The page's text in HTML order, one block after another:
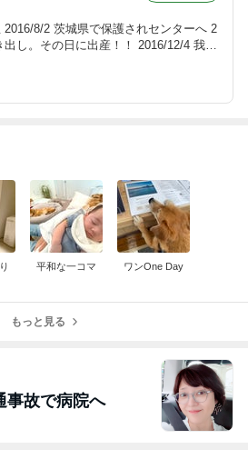
8/2 茨城県で保護されセンターへ 2
し。その日に出産！！ 2016/12/4 我が
平和な一コマ ワンOne Day
もっと見る
事故で病院へ